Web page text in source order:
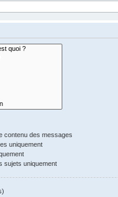
contenu des messages
uniquement
sujets uniquement